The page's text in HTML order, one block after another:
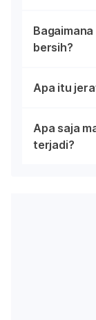
bersih?
Apa itu
Apa saja
terjadi?